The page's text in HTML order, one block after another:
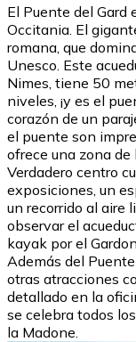
El Puente del Gard
Occitania. El
romana, que
Unesco. Este
Nimes, tiene 50
niveles, ¡y es el
corazón de un
el puente son
ofrece una zona de
Verdadero centro
exposiciones, un
un recorrido al aire
observar el
kayak por el
Además del
otras atracciones
detallado en la
se celebra todos
la Madone.